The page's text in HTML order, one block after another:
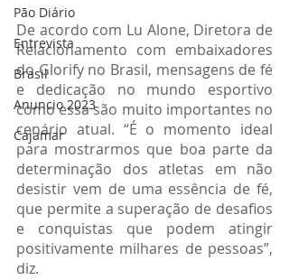
Pão Diário
Entrevista
Brasil
Anuncio 2023
Cajamar
De acordo com Lu Alone, Diretora de
Relacionamento com embaixadores
do Glorify no Brasil, mensagens de fé
e dedicação no mundo esportivo
como essa são muito importantes no
cenário atual. “É o momento ideal
para mostrarmos que boa parte da
determinação dos atletas em não
desistir vem de uma essência de fé,
que permite a superação de desafios
e conquistas que podem atingir
positivamente milhares de pessoas”,
diz.